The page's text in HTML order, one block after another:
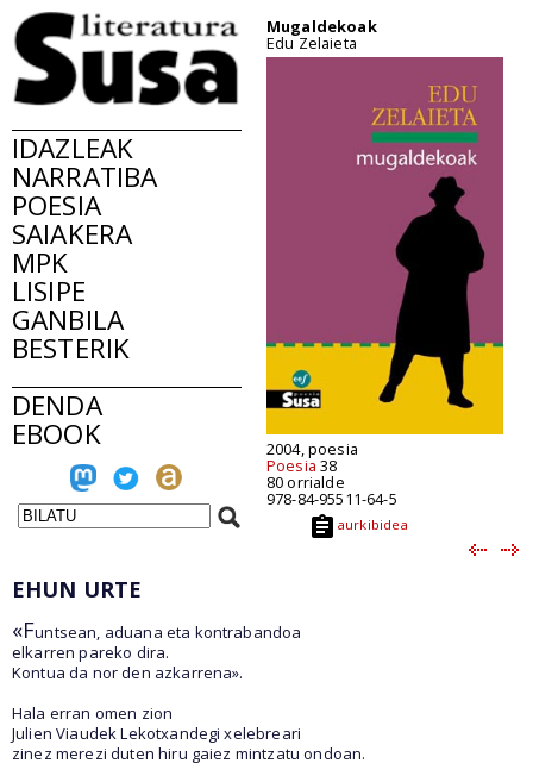
IDAZLEAK
NARRATIBA
POESIA
SAIAKERA
MPK
LISIPE
GANBILA
BESTERIK
DENDA
EBOOK
Mugaldekoak
Edu Zelaieta
2004, poesia
Poesia 38
80 orrialde
978-84-95511-64-5
aurkibidea
EHUN URTE
«Funtsean, aduana eta kontrabandoa
elkarren pareko dira.
Kontua da nor den azkarrena».
Hala erran omen zion
Julien Viaudek Lekotxandegi xelebreari
zinez merezi duten hiru gaiez mintzatu ondoan.